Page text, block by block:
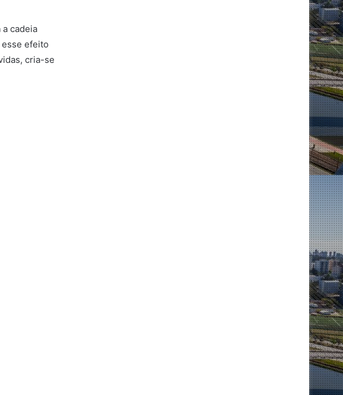
cadeia
efeito
cria-se